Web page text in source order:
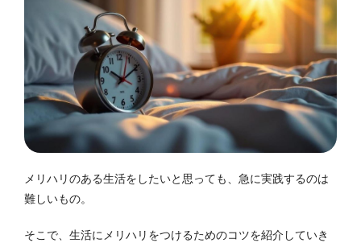
メリハリのある生活をしたいと思っても、急に実践するのは
難しいもの。
そこで、生活にメリハリをつけるためのコツを紹介していき